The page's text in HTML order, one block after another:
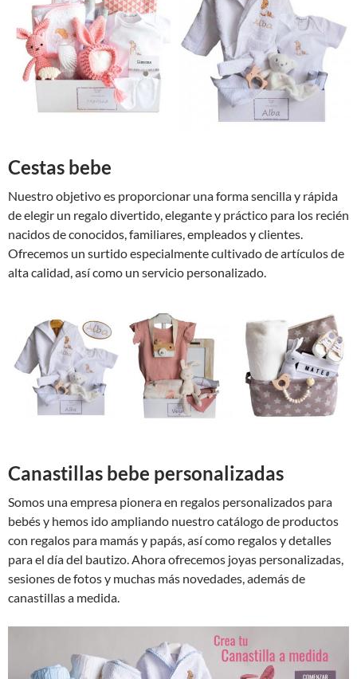
Cestas bebe
Nuestro objetivo es proporcionar una forma sencilla y rápida
de elegir un regalo divertido, elegante y práctico para los recién
nacidos de conocidos, familiares, empleados y clientes.
Ofrecemos un surtido especialmente cultivado de artículos de
alta calidad, así como un servicio personalizado.
Canastillas bebe personalizadas
Somos una empresa pionera en regalos personalizados para
bebés y hemos ido ampliando nuestro catálogo de productos
con regalos para mamás y papás, así como regalos y detalles
para el día del bautizo. Ahora ofrecemos joyas personalizadas,
sesiones de fotos y muchas más novedades, además de
canastillas a medida.